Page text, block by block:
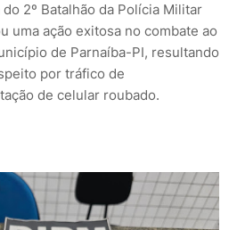
2º Batalhão da Polícia Militar
uma ação exitosa no combate ao
de Parnaíba-PI, resultando
por tráfico de
de celular roubado.